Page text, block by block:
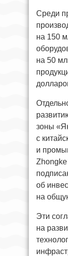
Среди
на 150
на 50
зоны
с
и
об
на
Эти
на